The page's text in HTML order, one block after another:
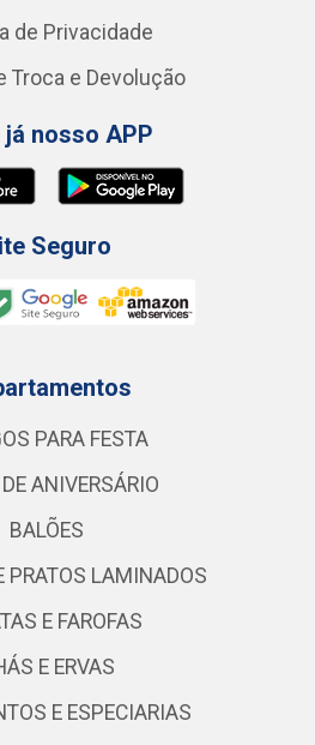
de Privacidade
Troca e Devolução
já nosso APP
Seguro
PARA FESTA
ANIVERSÁRIO
BALÕES
PRATOS LAMINADOS
E FAROFAS
E ERVAS
E ESPECIARIAS